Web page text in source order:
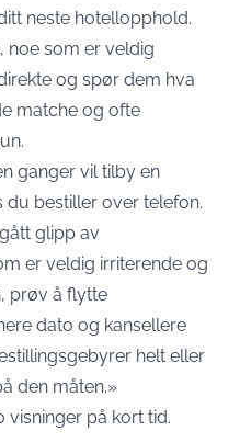
neste hotellopphold.
noe som er veldig
og spør dem hva
matche og ofte
ganger vil tilby en
bestiller over telefon.
glipp av
er veldig irriterende og
prøv å flytte
dato og kansellere
helt eller
den måten.»
visninger på kort tid.